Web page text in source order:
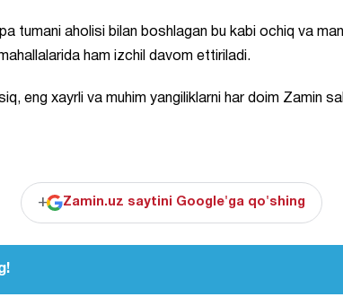
tumani aholisi bilan boshlagan bu kabi ochiq va
ham izchil davom ettiriladi.
eng xayrli va muhim yangiliklarni har doim Zamin
+ Zamin.uz saytini Google'ga qo'shing